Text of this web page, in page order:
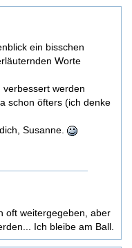
ein bisschen
Worte
verbessert werden
schon öfters (ich denke
Susanne.
oft weitergegeben, aber
Ich bleibe am Ball.